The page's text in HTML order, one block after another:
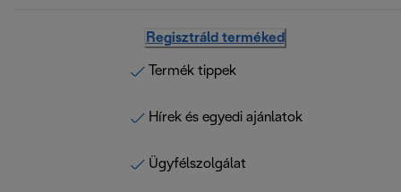
Regisztráld terméked
Termék tippek
Hírek és egyedi ajánlatok
Ügyfélszolgálat